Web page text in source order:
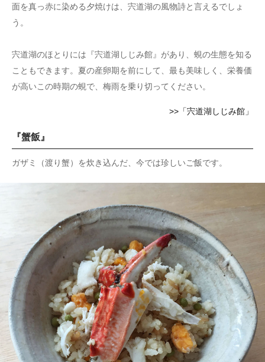
面を真っ赤に染める夕焼けは、宍道湖の風物詩と言えるでしょ
う。
宍道湖のほとりには『宍道湖しじみ館』があり、蜆の生態を知る
こともできます。夏の産卵期を前にして、最も美味しく、栄養価
が高いこの時期の蜆で、梅雨を乗り切ってください。
>>「宍道湖しじみ館」
『蟹飯』
ガザミ（渡り蟹）を炊き込んだ、今では珍しいご飯です。